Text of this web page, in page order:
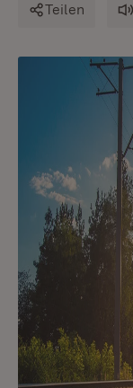
Teilen